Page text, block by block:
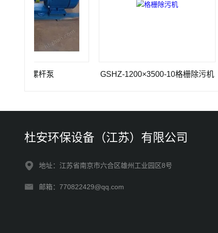
GSHZ-1200×3500-10格栅除污机
杜安环保设备（江苏）有限公司
地址：江苏省南京市六合区雄州工业园区8号
邮箱：770822429@qq.com